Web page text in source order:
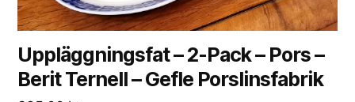
Uppläggningsfat – 2-Pack – Pors –
Berit Ternell – Gefle Porslinsfabrik